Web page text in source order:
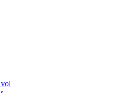
vol